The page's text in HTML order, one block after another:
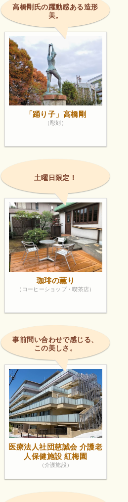
高橋剛氏の躍動感ある造形
美。
「踊り子」高橋剛
（彫刻）
土曜日限定！
珈琲の薫り
（コーヒーショップ・喫茶店）
事前問い合わせで感じる、
この美しさ。
医療法人社団慈誠会 介護老
人保健施設 紅梅園
（介護施設）